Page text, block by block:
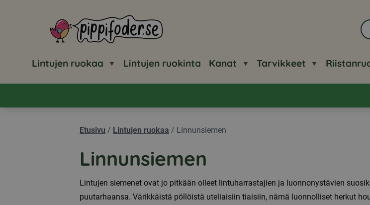
Pippifoder logo
Lintujen ruokaa Lintujen ruokinta Kanat Tarvikkeet
Etusivu / Lintujen ruokaa / Linnunsiemen
Linnunsiemen
Lintujen siemenet ovat jo pitkään olleet lintuharrastajien ja luonnonystävien
puutarhaansa. Värikkäistä pöllöistä uteliaisiin tiaisiin, nämä luonnolliset herkut